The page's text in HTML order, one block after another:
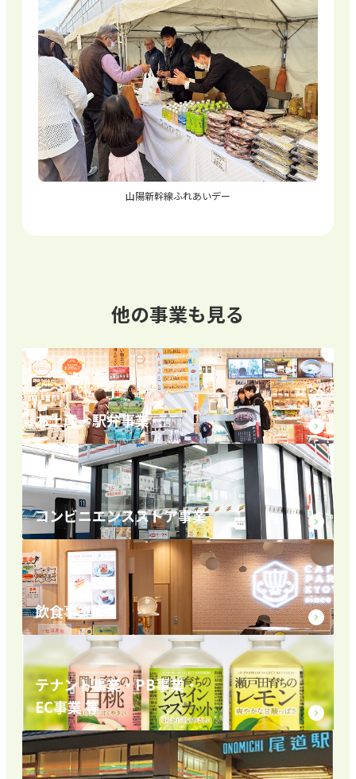
山陽新幹線ふれあいデー
他の事業も見る
お土産・駅弁事業
コンビニエンスストア事業
飲食事業
テナント事業・PB事業・
EC事業 等